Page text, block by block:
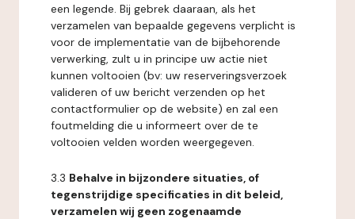
een legende. Bij gebrek daaraan, als het
verzamelen van bepaalde gegevens verplicht is
voor de implementatie van de bijbehorende
verwerking, zult u in principe uw actie niet
kunnen voltooien (bv: uw reserveringsverzoek
valideren of uw bericht verzenden op het
contactformulier op de website) en zal een
foutmelding die u informeert over de te
voltooien velden worden weergegeven.
3.3 Behalve in bijzondere situaties, of
tegenstrijdige specificaties in dit beleid,
verzamelen wij geen zogenaamde